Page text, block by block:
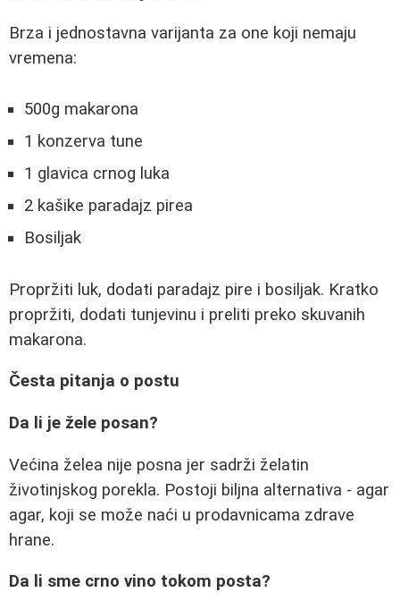
Brza i jednostavna varijanta za one koji nemaju
vremena:
500g makarona
1 konzerva tune
1 glavica crnog luka
2 kašike paradajz pirea
Bosiljak
Propržiti luk, dodati paradajz pire i bosiljak. Kratko
propržiti, dodati tunjevinu i preliti preko skuvanih
makarona.
Česta pitanja o postu
Da li je žele posan?
Većina želea nije posna jer sadrži želatin
životinjskog porekla. Postoji biljna alternativa - agar
agar, koji se može naći u prodavnicama zdrave
hrane.
Da li sme crno vino tokom posta?